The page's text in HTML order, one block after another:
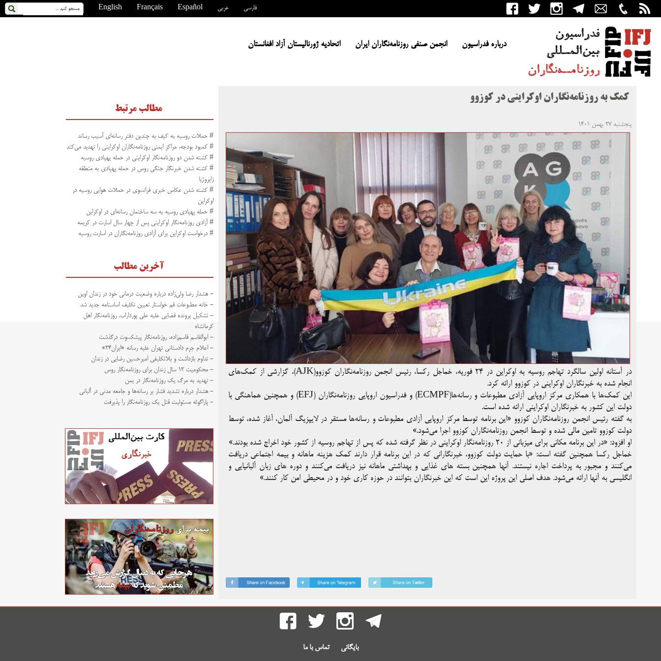
English Français Español عربی فارسی
درباره فدراسیون انجمن صنفی روزنامه‌نگاران ایران اتحادیه ژورنالیستان آزاد افغانستان
کمک به روزنامه‌نگاران اوکراینی در کوزوو
پنجشنبه ۲۷ بهمن ۱۴۰۱
در آستانه اولین سالگرد تهاجم روسیه به اوکراین در ۲۴ فوریه، خماجل رکسا، رئیس انجمن روزنامه‌نگاران کوزوو(AJK)، گزارشی از کمک‌های
انجام شده به خبرنگاران اوکراینی در کوزوو ارائه کرد.
این کمک‌ها با همکاری مرکز اروپایی آزادی مطبوعات و رسانه‌ها(ECMPF) و فدراسیون اروپایی روزنامه‌نگاران (EFJ) و همچنین هماهنگی با
دولت این کشور به خبرنگاران اوکراینی ارائه شده است.
به گفته رئیس انجمن روزنامه‌نگاران کوزوو «این برنامه توسط مرکز اروپایی آزادی مطبوعات و رسانه‌ها مستقر در لایپزیگ آلمان، آغاز شده، توسط
دولت کوزوو تامین مالی شده و توسط انجمن روزنامه‌نگاران کوزوو اجرا می‌شود.»
او افزود: «در این برنامه مکانی برای میزبانی از ۲۰ روزنامه‌نگار اوکراینی در نظر گرفته شده که پس از تهاجم روسیه از کشور خود اخراج شده بودند.»
خماجل رکسا همچنین گفته است: «با حمایت دولت کوزوو، خبرنگارانی که در این برنامه قرار دارند کمک هزینه ماهانه و بیمه اجتماعی دریافت
می‌کنند و مجبور به پرداخت اجاره نیستند. آنها همچنین بسته های غذایی و بهداشتی ماهانه نیز دریافت می‌کنند و دوره های زبان آلبانیایی و
انگلیسی به آنها ارائه می‌شود. هدف اصلی این پروژه این است که این خبرنگاران بتوانند در حوزه کاری خود و در محیطی امن کار کنند.»
مطالب مرتبط
# حملات روسیه به کیف به چندین دفتر رسانه‌ای آسیب رساند
# کمبود بودجه، مراکز ایمنی روزنامه‌نگاران اوکراینی را تهدید می‌کند
# کشته شدن دو روزنامه‌نگار اوکراینی در حمله پهپادی روسیه
# کشته شدن خبرنگار جنگی روس در حمله پهپادی به منطقه
زاپروژیا
# کشته شدن عکاس خبری فرانسوی در حملات هوایی روسیه در
اوکراین
# حمله پهپادی روسیه به سه ساختمان رسانه‌ای در اوکراین
# آزادی روزنامه‌نگار اوکراینی پس از چهار سال اسارت در کریمه
# درخواست اوکراین برای آزادی روزنامه‌نگاران در اسارت روسیه
آخرین مطالب
- هشدار رضا ولی‌زاده درباره وضعیت درمانی خود در زندان اوین
- خانه مطبوعات قم خواستار تعیین تکلیف اساسنامه جدید شد
- تشکیل پرونده قضایی علیه علی پورداراب، روزنامه‌نگار اهل
کرمانشاه
- ابوالقاسم قاسم‌زاده، روزنامه‌نگار پیشکسوت درگذشت
- اعلام جرم دادستانی تهران علیه رسانه «ایران۲۴»
- تداوم بازداشت و بلاتکلیفی امیرحسین رضایی در زندان
- محکومیت ۱۲ سال زندان برای روزنامه‌نگار روس
- تهدید به مرگ یک روزنامه‌نگار در یمن
- هشدار درباره تشدید فشار بر رسانه‌ها و جامعه مدنی در آلبانی
- پاراگوئه مسئولیت قتل یک روزنامه‌نگار را پذیرفت
بایگانی تماس با ما